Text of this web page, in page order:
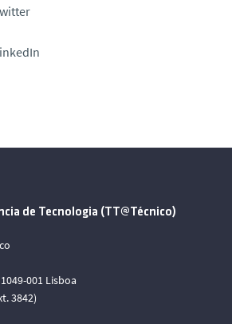
de Tecnologia (TT@Técnico)
001 Lisboa
3842)